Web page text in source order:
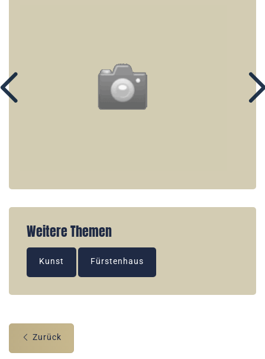
Weitere Themen
Kunst Fürstenhaus
Zurück